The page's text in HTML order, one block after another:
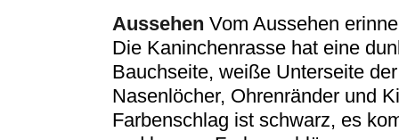
Aussehen Vom Aussehen
Die Kaninchenrasse hat eine
Bauchseite, weiße Unterseite
Nasenlöcher, Ohrenränder und
Farbenschlag ist schwarz, es